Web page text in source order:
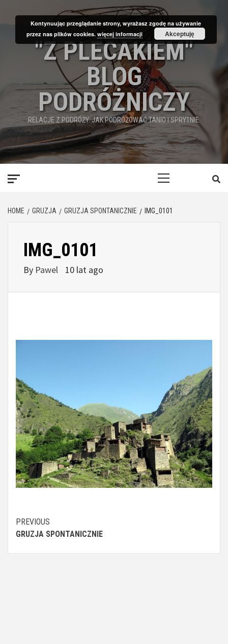
"Z PLECAKIEM"
BLOG
PODRÓŻNICZY
RELACJE Z PODRÓŻY. JAK PODRÓŻOWAĆ TANIO I SPRYTNIE.
HOME GRUZJA GRUZJA SPONTANICZNIE IMG_0101
IMG_0101
By Pawel 10 lat ago
Continue
Reading
PREVIOUS
GRUZJA SPONTANICZNIE
Kontynuując przeglądanie strony, wyrażasz zgodę na używanie
przez nas plików cookies.więcej informacji Akceptuję